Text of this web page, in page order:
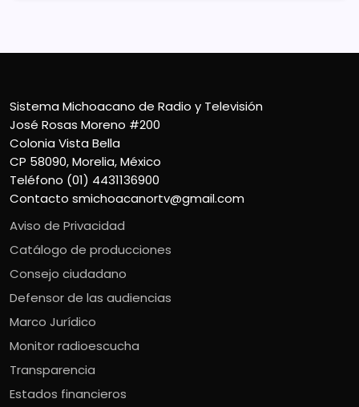
Sistema Michoacano de Radio y Televisión
José Rosas Moreno #200
Colonia Vista Bella
CP 58090, Morelia, México
Teléfono (01) 4431136900
Contacto smichoacanortv@gmail.com
Aviso de Privacidad
Catálogo de producciones
Consejo ciudadano
Defensor de las audiencias
Marco Jurídico
Monitor radioescucha
Transparencia
Estados financieros